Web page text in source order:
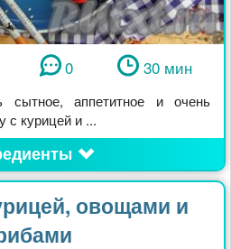
0 30 мин
сытное, аппетитное и очень
с курицей и ...
овощами и